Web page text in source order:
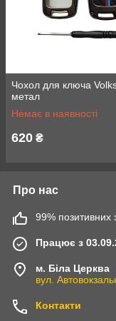
Чохол для ключа
метал
Немає в наявності
620 ₴
Про нас
99% позитивних
Працює з
м. Біла Церква
вул.
Контакти